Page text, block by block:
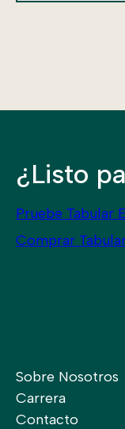
¿Listo
Pruebe Tabular
Comprar
Sobre Nosotros
Carrera
Contacto